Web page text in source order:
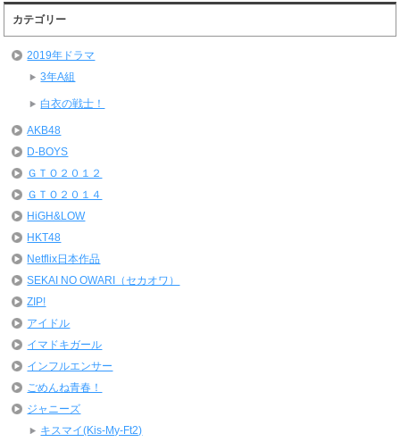
カテゴリー
2019年ドラマ
3年A組
白衣の戦士！
AKB48
D-BOYS
ＧＴＯ２０１２
ＧＴＯ２０１４
HiGH&LOW
HKT48
Netflix日本作品
SEKAI NO OWARI（セカオワ）
ZIP!
アイドル
イマドキガール
インフルエンサー
ごめんね青春！
ジャニーズ
キスマイ(Kis-My-Ft2)